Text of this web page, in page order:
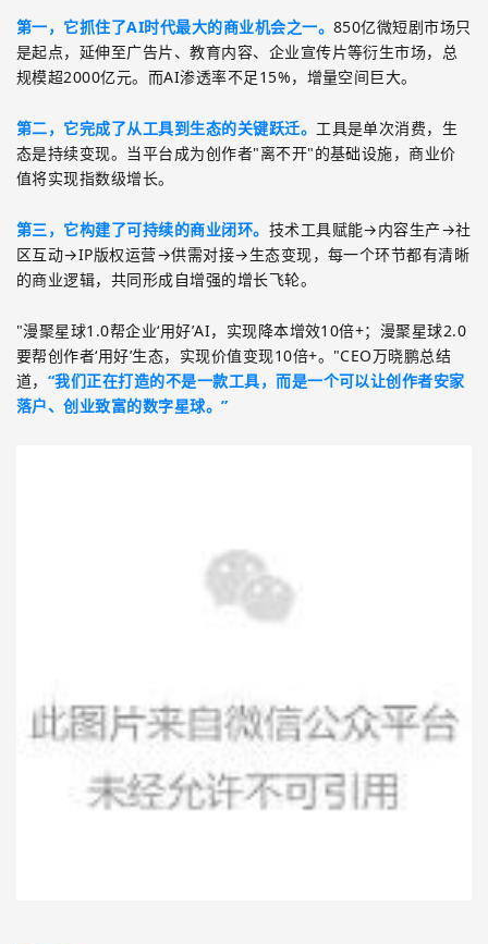
第一，它抓住了AI时代最大的商业机会之一。850亿微短剧市场只
是起点，延伸至广告片、教育内容、企业宣传片等衍生市场，总
规模超2000亿元。而AI渗透率不足15%，增量空间巨大。
第二，它完成了从工具到生态的关键跃迁。 工具是单次消费，生
态是持续变现。当平台成为创作者"离不开"的基础设施，商业价
值将实现指数级增长。
第三，它构建了可持续的商业闭环。 技术工具赋能→内容生产→社
区互动→IP版权运营→供需对接→生态变现，每一个环节都有清晰
的商业逻辑，共同形成自增强的增长飞轮。
"漫聚星球1.0帮企业‘用好’AI，实现降本增效10倍+；漫聚星球2.0
要帮创作者‘用好’生态，实现价值变现10倍+。 "CEO万晓鹏总结
道， “我们正在打造的不是一款工具，而是一个可以让创作者安家
落户、创业致富的数字星球。”